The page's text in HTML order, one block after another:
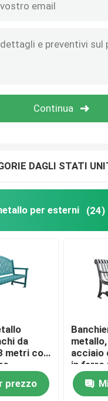
alberi in metallo
personalizzati
DAGLI STATI
per esterni (24)
da
metri con
prezzo
acciaio
in ferro